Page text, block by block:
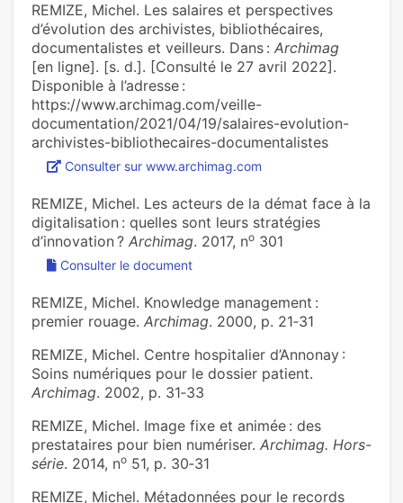
REMIZE, Michel. Les salaires et perspectives
d’évolution des archivistes, bibliothécaires,
documentalistes et veilleurs. Dans : Archimag
[en ligne]. [s. d.]. [Consulté le 27 avril 2022].
Disponible à l’adresse :
https://www.archimag.com/veille-
documentation/2021/04/19/salaires-evolution-
archivistes-bibliothecaires-documentalistes
Consulter sur www.archimag.com
REMIZE, Michel. Les acteurs de la démat face à la
digitalisation : quelles sont leurs stratégies
d’innovation ? Archimag. 2017, no 301
Consulter le document
REMIZE, Michel. Knowledge management :
premier rouage. Archimag. 2000, p. 21‑31
REMIZE, Michel. Centre hospitalier d’Annonay :
Soins numériques pour le dossier patient.
Archimag. 2002, p. 31‑33
REMIZE, Michel. Image fixe et animée : des
prestataires pour bien numériser. Archimag. Hors-
série. 2014, no 51, p. 30‑31
REMIZE, Michel. Métadonnées pour le records